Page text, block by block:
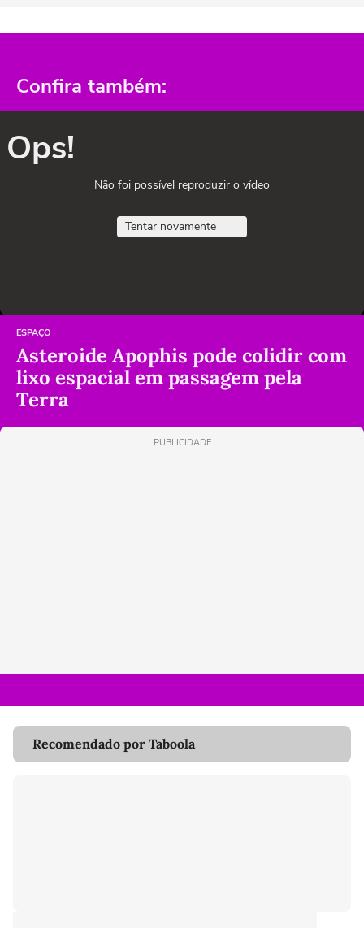
Confira também:
Ops!
Não foi possível reproduzir o vídeo
Tentar novamente
ESPAÇO
Asteroide Apophis pode colidir com
lixo espacial em passagem pela
Terra
PUBLICIDADE
Recomendado por Taboola